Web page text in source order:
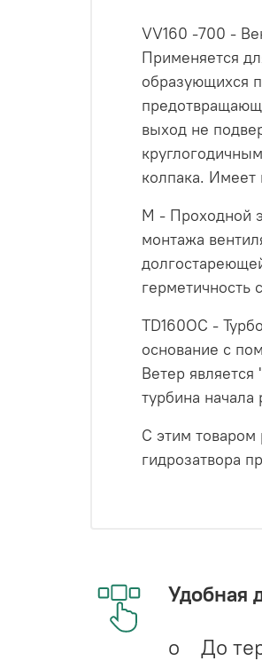
VV160 -700 -
Применяется
образующихся
выход не
колпака. Имеет
M - Проходной
монтажа
герметичность
TD160OC -
основание с
Ветер
турбина начала
С этим товаром
гидрозатвора
Удобная
o До